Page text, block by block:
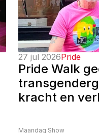
27 jul 2026Pride
Pride Walk
kracht en
Maandag Show